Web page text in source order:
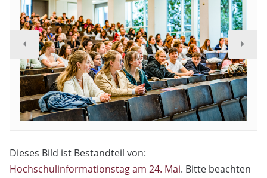
Dieses Bild ist Bestandteil von:
Hochschulinformationstag am 24. Mai. Bitte beachten